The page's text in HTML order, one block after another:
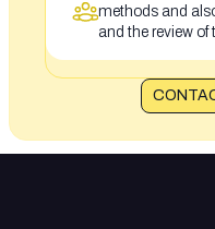
methods and
and the review of